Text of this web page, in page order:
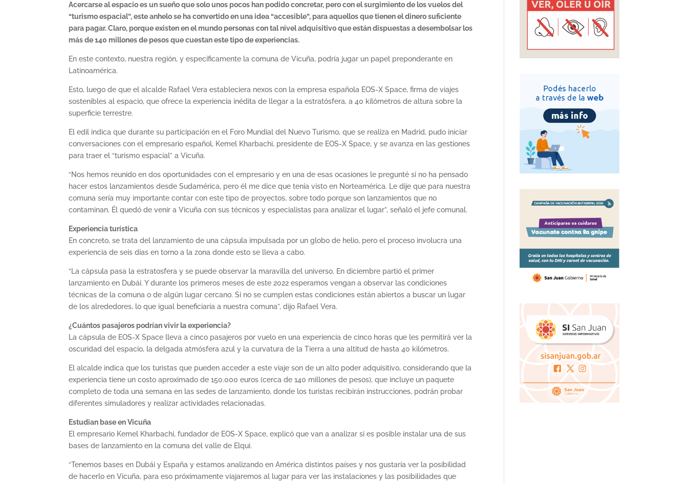
Acercarse al espacio es un sueño que solo unos pocos han podido concretar, pero con el surgimiento de los vuelos del
“turismo espacial”, este anhelo se ha convertido en una idea “accesible”, para aquellos que tienen el dinero suficiente
para pagar. Claro, porque existen en el mundo personas con tal nivel adquisitivo que están dispuestas a desembolsar los
más de 140 millones de pesos que cuestan este tipo de experiencias.
En este contexto, nuestra región, y específicamente la comuna de Vicuña, podría jugar un papel preponderante en
Latinoamérica.
Esto, luego de que el alcalde Rafael Vera estableciera nexos con la empresa española EOS-X Space, firma de viajes
sostenibles al espacio, que ofrece la experiencia inédita de llegar a la estratósfera, a 40 kilómetros de altura sobre la
superficie terrestre.
El edil indica que durante su participación en el Foro Mundial del Nuevo Turismo, que se realiza en Madrid, pudo iniciar
conversaciones con el empresario español, Kemel Kharbachi, presidente de EOS-X Space, y se avanza en las gestiones
para traer el “turismo espacial” a Vicuña.
“Nos hemos reunido en dos oportunidades con el empresario y en una de esas ocasiones le pregunté si no ha pensado
hacer estos lanzamientos desde Sudamérica, pero él me dice que tenía visto en Norteamérica. Le dije que para nuestra
comuna sería muy importante contar con este tipo de proyectos, sobre todo porque son lanzamientos que no
contaminan. Él quedó de venir a Vicuña con sus técnicos y especialistas para analizar el lugar”, señaló el jefe comunal.
Experiencia turística
En concreto, se trata del lanzamiento de una cápsula impulsada por un globo de helio, pero el proceso involucra una
experiencia de seis días en torno a la zona donde esto se lleva a cabo.
“La cápsula pasa la estratosfera y se puede observar la maravilla del universo. En diciembre partió el primer
lanzamiento en Dubái. Y durante los primeros meses de este 2022 esperamos vengan a observar las condiciones
técnicas de la comuna o de algún lugar cercano. Si no se cumplen estas condiciones están abiertos a buscar un lugar
de los alrededores, lo que igual beneficiaría a nuestra comuna”, dijo Rafael Vera.
¿Cuántos pasajeros podrían vivir la experiencia?
La cápsula de EOS-X Space lleva a cinco pasajeros por vuelo en una experiencia de cinco horas que les permitirá ver la
oscuridad del espacio, la delgada atmósfera azul y la curvatura de la Tierra a una altitud de hasta 40 kilómetros.
El alcalde indica que los turistas que pueden acceder a este viaje son de un alto poder adquisitivo, considerando que la
experiencia tiene un costo aproximado de 150.000 euros (cerca de 140 millones de pesos), que incluye un paquete
completo de toda una semana en las sedes de lanzamiento, donde los turistas recibirán instrucciones, podrán probar
diferentes simuladores y realizar actividades relacionadas.
Estudian base en Vicuña
El empresario Kemel Kharbachi, fundador de EOS-X Space, explicó que van a analizar si es posible instalar una de sus
bases de lanzamiento en la comuna del valle de Elqui.
“Tenemos bases en Dubái y España y estamos analizando en América distintos países y nos gustaría ver la posibilidad
de hacerlo en Vicuña, para eso próximamente viajaremos al lugar para ver las instalaciones y las posibilidades que